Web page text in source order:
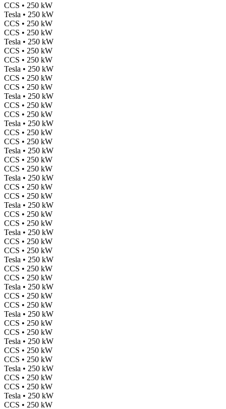
CCS • 250 kW
Tesla • 250 kW
CCS • 250 kW
CCS • 250 kW
Tesla • 250 kW
CCS • 250 kW
CCS • 250 kW
Tesla • 250 kW
CCS • 250 kW
CCS • 250 kW
Tesla • 250 kW
CCS • 250 kW
CCS • 250 kW
Tesla • 250 kW
CCS • 250 kW
CCS • 250 kW
Tesla • 250 kW
CCS • 250 kW
CCS • 250 kW
Tesla • 250 kW
CCS • 250 kW
CCS • 250 kW
Tesla • 250 kW
CCS • 250 kW
CCS • 250 kW
Tesla • 250 kW
CCS • 250 kW
CCS • 250 kW
Tesla • 250 kW
CCS • 250 kW
CCS • 250 kW
Tesla • 250 kW
CCS • 250 kW
CCS • 250 kW
Tesla • 250 kW
CCS • 250 kW
CCS • 250 kW
Tesla • 250 kW
CCS • 250 kW
CCS • 250 kW
Tesla • 250 kW
CCS • 250 kW
CCS • 250 kW
Tesla • 250 kW
CCS • 250 kW